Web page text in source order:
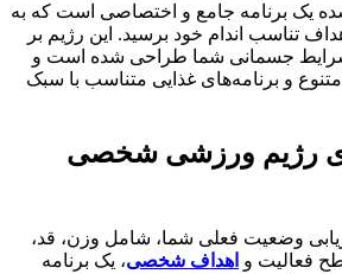
یک برنامه جامع و اختصاصی است که به
تناسب اندام خود برسید. این رژیم بر
شرایط جسمانی شما طراحی شده است و
و برنامه‌های غذایی متناسب با سبک
رژیم ورزشی شخصی
وضعیت فعلی شما، شامل وزن، قد،
فعالیت و اهداف شخصی، یک برنامه